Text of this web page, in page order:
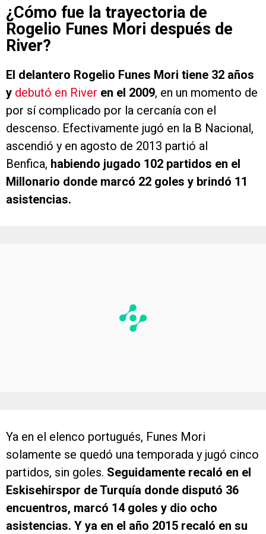
¿Cómo fue la trayectoria de
Rogelio Funes Mori después de
River?
El delantero Rogelio Funes Mori tiene 32 años
y debutó en River en el 2009, en un momento de
por sí complicado por la cercanía con el
descenso. Efectivamente jugó en la B Nacional,
ascendió y en agosto de 2013 partió al
Benfica, habiendo jugado 102 partidos en el
Millonario donde marcó 22 goles y brindó 11
asistencias.
Ya en el elenco portugués, Funes Mori
solamente se quedó una temporada y jugó cinco
partidos, sin goles. Seguidamente recaló en el
Eskisehirspor de Turquía donde disputó 36
encuentros, marcó 14 goles y dio ocho
asistencias. Y ya en el año 2015 recaló en su